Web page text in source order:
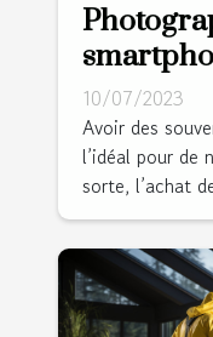
?
10/07/2023
Avoir des
l’idéal pour de
sorte, l’achat